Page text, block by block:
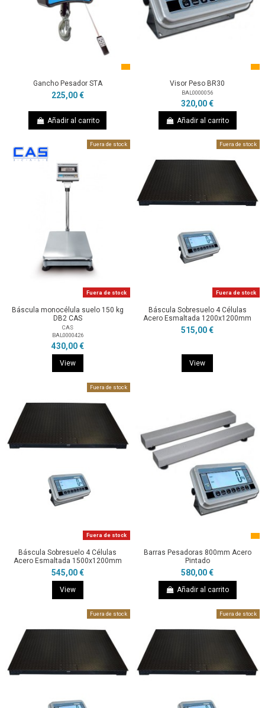
Gancho Pesador STA
225,00 €
Añadir al carrito
Visor Peso BR30
BAL0000056
320,00 €
Añadir al carrito
Fuera de stock
Fuera de stock
Báscula monocélula suelo 150 kg
DB2 CAS
CAS
BAL0000426
430,00 €
View
Fuera de stock
Fuera de stock
Báscula Sobresuelo 4 Células
Acero Esmaltada 1200x1200mm
515,00 €
View
Fuera de stock
Fuera de stock
Báscula Sobresuelo 4 Células
Acero Esmaltada 1500x1200mm
545,00 €
View
Barras Pesadoras 800mm Acero
Pintado
580,00 €
Añadir al carrito
Fuera de stock Fuera de stock